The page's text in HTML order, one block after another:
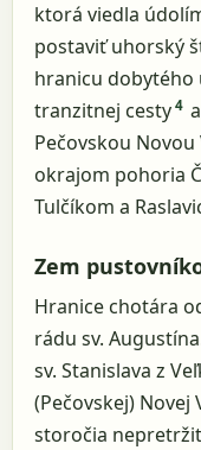
ktorá viedla
postaviť uhorský
hranicu dobytého
tranzitnej cesty 4
Pečovskou
okrajom pohoria
Tulčíkom a
Zem
Hranice chotára
rádu sv.
sv. Stanislava z
(Pečovskej) Novej
storočia